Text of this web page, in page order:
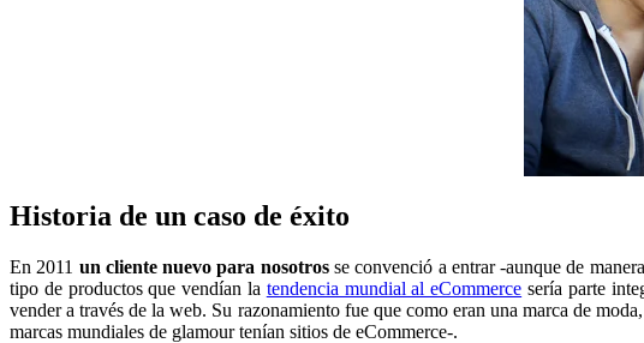
Historia de un caso de éxito
En 2011 un cliente nuevo para nosotrosse convenció a entrar -aunque de
tipo de productos que vendían la tendencia mundial al eCommerce sería parte
vender a través de la web. Su razonamiento fue que como eran una marca de
marcas mundiales de glamour tenían sitios de eCommerce-.